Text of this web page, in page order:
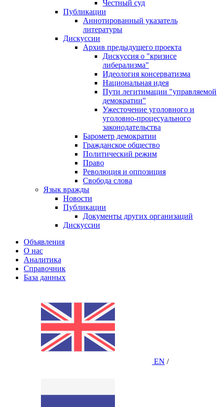
Честный суд
Публикации
Аннотированный указатель
литературы
Дискуссии
Архив предыдущего проекта
Дискуссия о "кризисе
либерализма"
Идеология консерватизма
Национальная идея
Пути легитимации "управляемой
демократии"
Ужесточение уголовного и
уголовно-процесуального
законодательства
Барометр демократии
Гражданское общество
Политический режим
Право
Революция и оппозиция
Свобода слова
Язык вражды
Новости
Публикации
Документы других организаций
Дискуссии
Объявления
О нас
Аналитика
Справочник
База данных
EN /